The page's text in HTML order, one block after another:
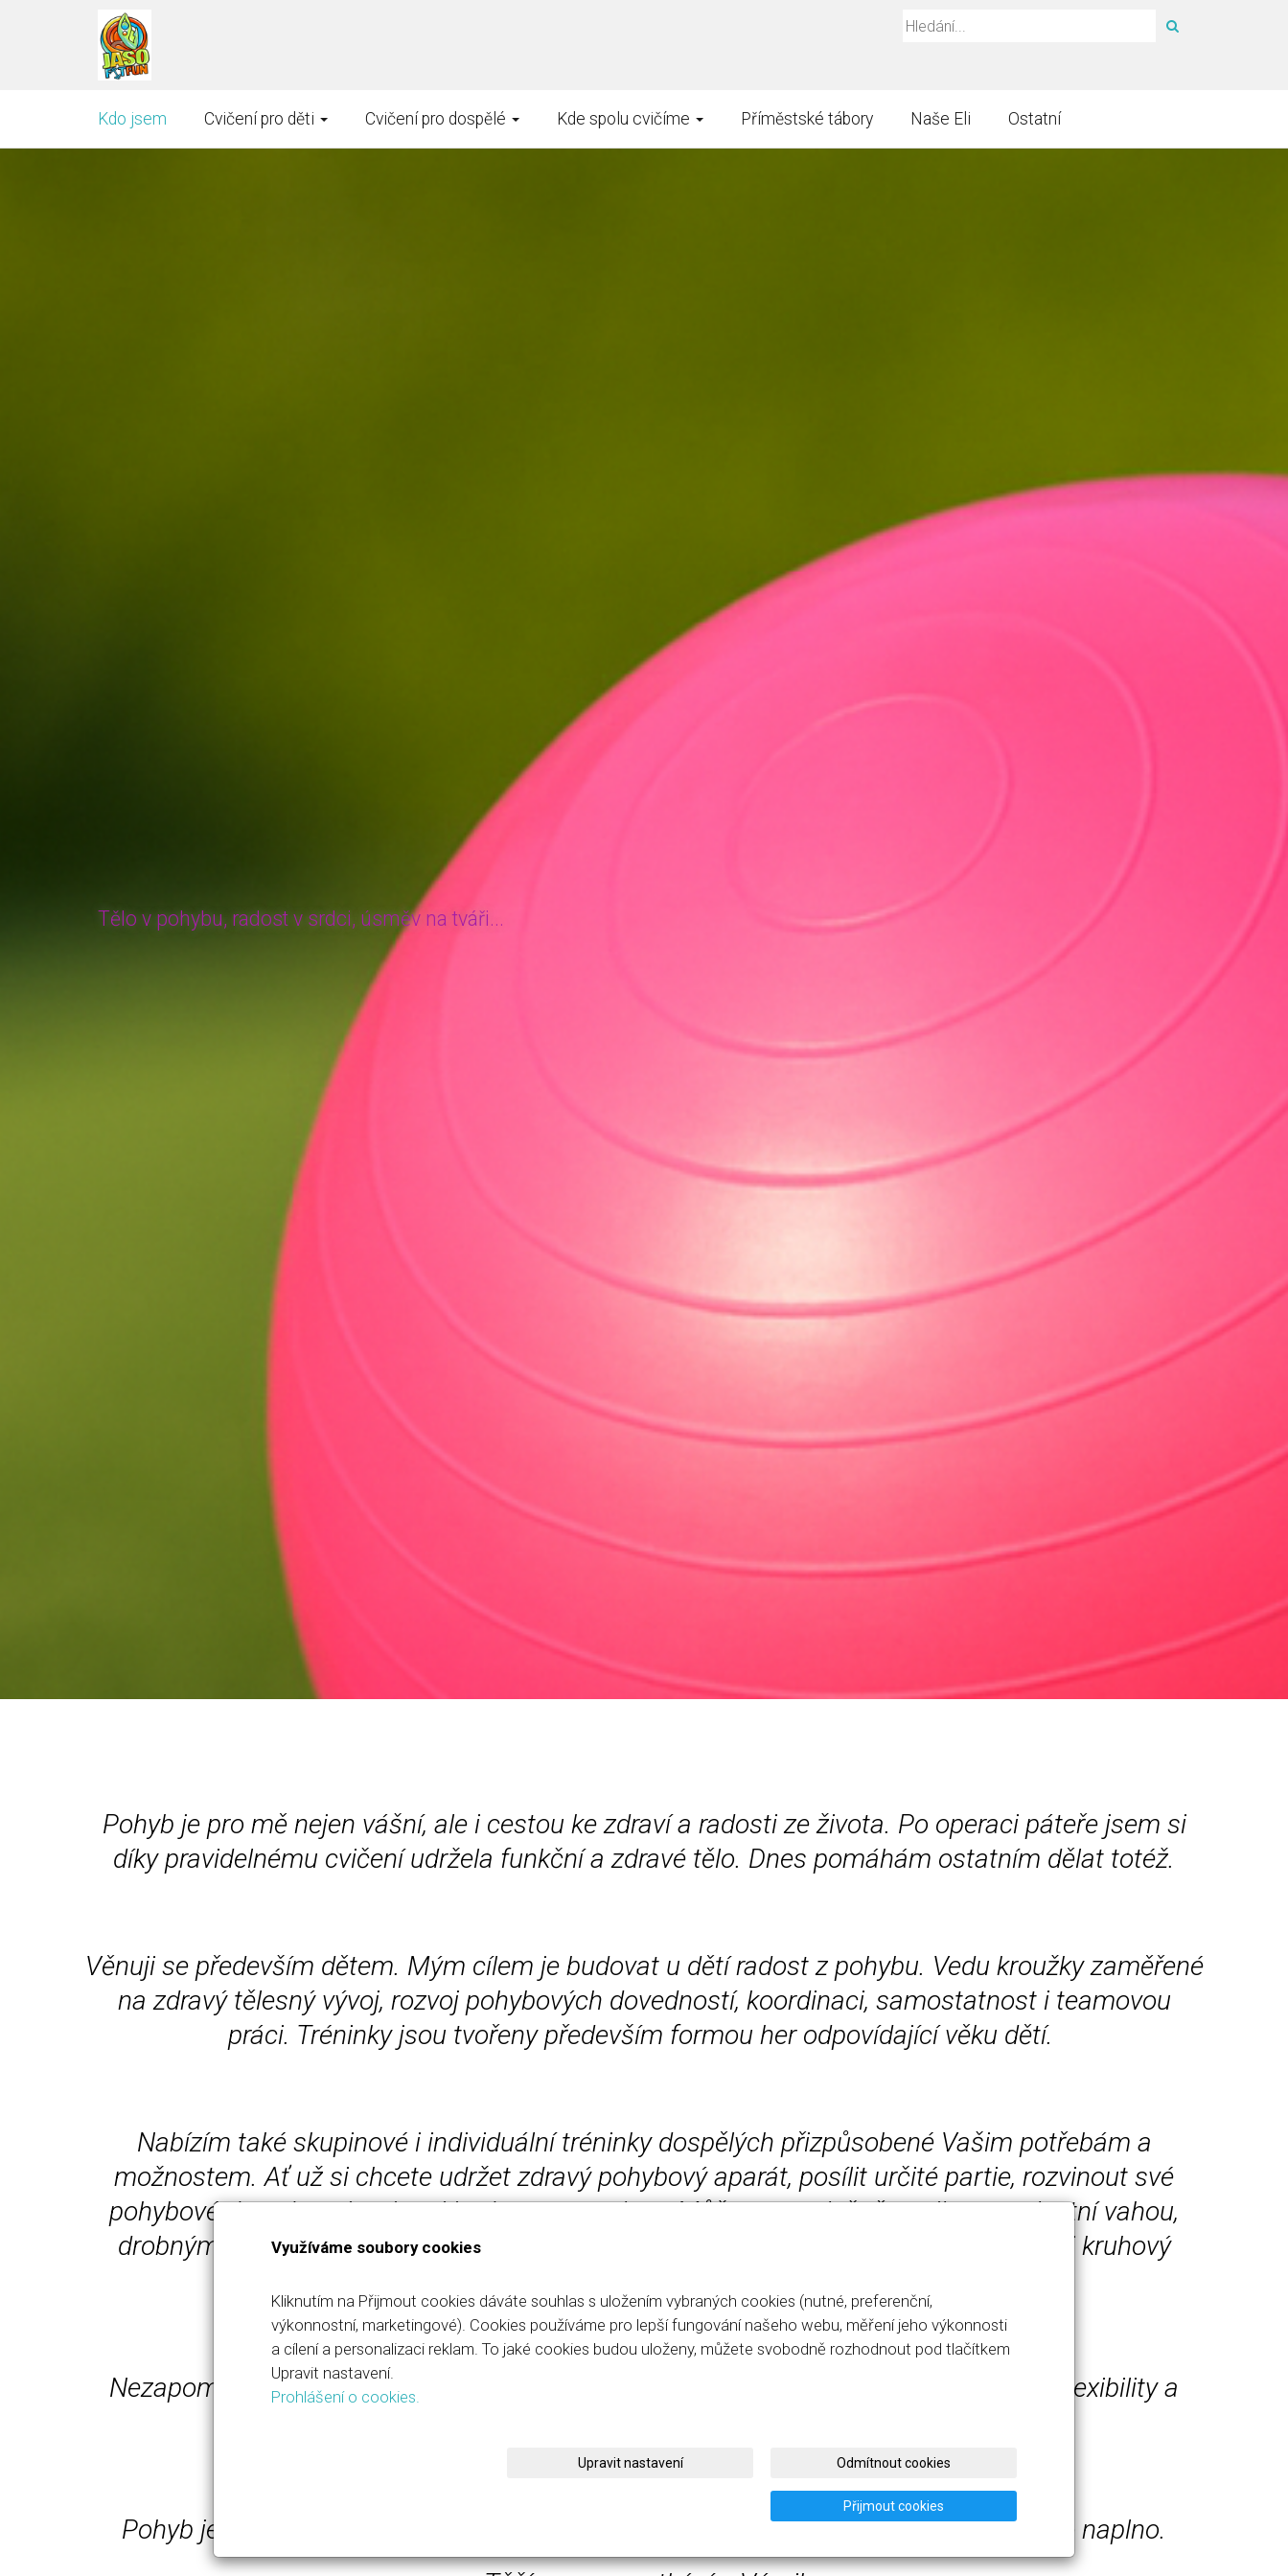
Kdo jsem Cvičení pro děti Cvičení pro dospělé Kde spolu cvičíme Příměstské tábory Naše Eli Ostatní
Tělo v pohybu, radost v srdci, úsměv na tváři...
Pohyb je pro mě nejen vášní, ale i cestou ke zdraví a radosti ze života. Po operaci páteře jsem si
díky pravidelnému cvičení udržela funkční a zdravé tělo. Dnes pomáhám ostatním dělat totéž.
Věnuji se především dětem. Mým cílem je budovat u dětí radost z pohybu. Vedu kroužky zaměřené
na zdravý tělesný vývoj, rozvoj pohybových dovedností, koordinaci, samostatnost i teamovou
práci. Tréninky jsou tvořeny především formou her odpovídající věku dětí.
Nabízím také skupinové i individuální tréninky dospělých přizpůsobené Vašim potřebám a
možnostem. Ať už si chcete udržet zdravý pohybový aparát, posílit určité partie, rozvinout své
pohybové dovednosti, nebo si budovat vytrvalost. Můžeme společně posilovat s vlastní vahou,
drobným náčiním, nebo v posilovně. A nebo si užít aerobní lekce,
zdravotní cvičení, či kruhový
Nezapomínám ani na seniory, pro které připravuji jemné cvičení na udržení mobility, flexibility a
Pohyb je přirozenou součástí života – pojďme ho společně znovu objevit a užít si ho naplno.
Využíváme soubory cookies
Kliknutím na Přijmout cookies dáváte souhlas s uložením vybraných cookies (nutné, preferenční,
výkonnostní, marketingové). Cookies používáme pro lepší fungování našeho webu, měření jeho výkonnosti
a cílení a personalizaci reklam. To jaké cookies budou uloženy, můžete svobodně rozhodnout pod tlačítkem
Upravit nastavení.
Prohlášení o cookies.
Upravit nastavení Odmítnout cookies
Přijmout cookies